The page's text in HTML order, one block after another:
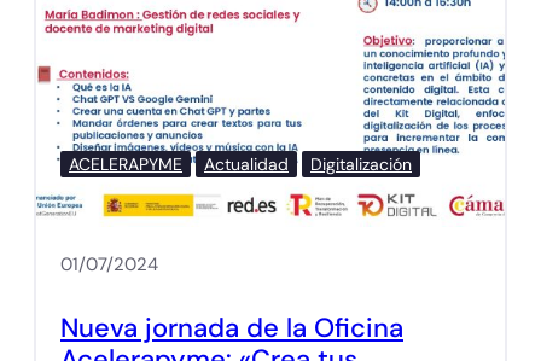
ACELERAPYME Actualidad Digitalización
01/07/2024
Nueva jornada de la Oficina